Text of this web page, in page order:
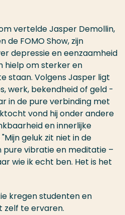
vertelde Jasper Demollin,
de FOMO Show, zijn
depressie en eenzaamheid
hielp om sterker en
staan. Volgens Jasper ligt
werk, bekendheid of geld -
in de pure verbinding met
vond hij onder andere
en innerlijke
geluk zit niet in de
pure vibratie en meditatie –
wie ik echt ben. Het is het
kregen studenten en
zelf te ervaren.